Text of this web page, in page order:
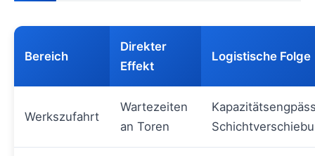
Bereich
Direkter
Effekt
Logistische Folge
Werkszufahrt
Wartezeiten
an Toren